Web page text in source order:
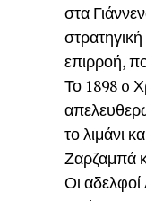
στα
επιρροή,
Το 1898 o
το λιμάνι
Ζαρζαμπά
Οι